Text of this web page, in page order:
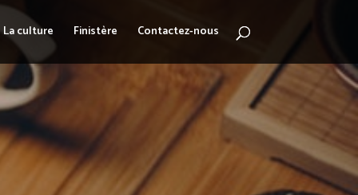
La culture Finistère Contactez-nous